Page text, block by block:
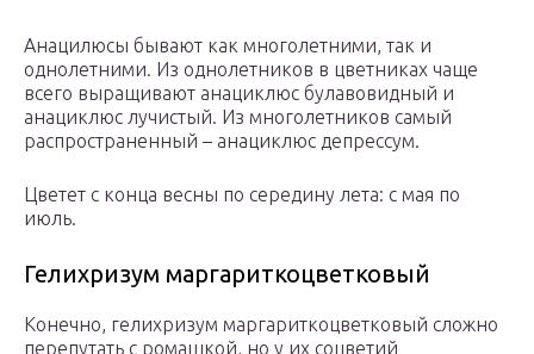
Анацилюсы бывают как многолетними, так и
однолетними. Из однолетников в цветниках чаще
всего выращивают анациклюс булавовидный и
анациклюс лучистый. Из многолетников самый
распространенный – анациклюс депрессум.
Цветет с конца весны по середину лета: с мая по
июль.
Гелихризум маргариткоцветковый
Конечно, гелихризум маргариткоцветковый сложно
перепутать с ромашкой, но у их соцветий